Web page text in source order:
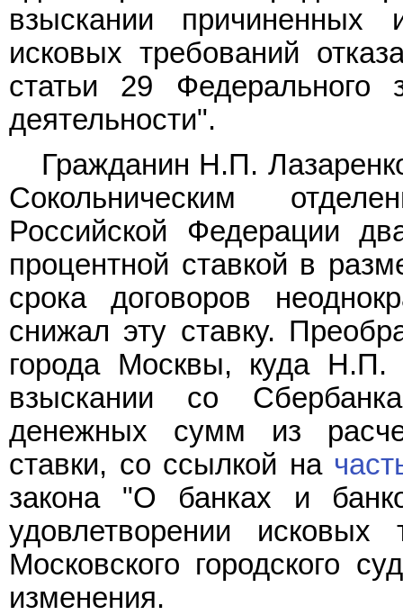
взыскании причиненных
исковых требований
статьи 29 Федерального
деятельности".
Гражданин Н.П.
Сокольническим
Российской Федерации
процентной ставкой в
срока договоров
снижал эту ставку.
города Москвы, куда Н.П.
взыскании со
денежных сумм из
ставки, со ссылкой на
закона "О банках и
удовлетворении исковых
Московского городского
изменения.